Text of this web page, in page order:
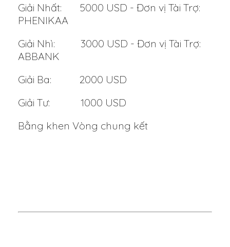
Giải Nhất: 5000 USD - Đơn vị Tài Trợ:
PHENIKAA
Giải Nhì: 3000 USD - Đơn vị Tài Trợ:
ABBANK
Giải Ba: 2000 USD
Giải Tư: 1000 USD
Bằng khen Vòng chung kết